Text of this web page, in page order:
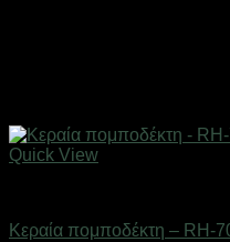
Quick View
Κεραία πομποδέκτη – RH-